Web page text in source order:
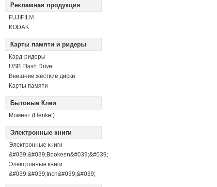
Рекламная продукция
FUJIFILM
KODAK
Карты памяти и ридеры
Кард-ридеры
USB Flash Drive
Внешние жесткие диски
Карты памяти
Бытовые Клеи
Момент (Henkel)
Электронные книги
Электронные книги
&#039;&#039;Bookeen&#039;&#039;
Электронные книги
&#039;&#039;Inch&#039;&#039;